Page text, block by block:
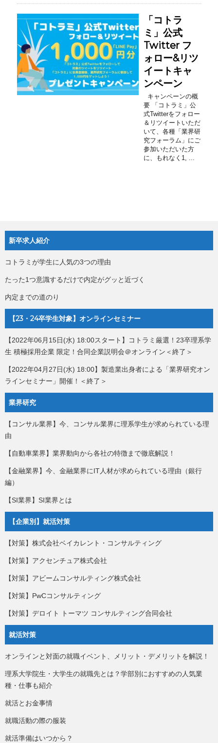
「コトラ
ミ」公式
Twitter フ
ォロー&リツ
イートキャ
ンペーン
キャンペーンの概
要 「コトラミ」公
式Twitterをフォロー
＆リツイートいただ
いて、各種「業界研
究フォーラム」にご
参加いただいた方
に、もれなく1, ...
新卒求人紹介
コトラミが学生に人気の3つの理由
たった1つ意識するだけで内定がグッと近づく
内定までの道のり
【23・24卒学生対象】オンラインセミナー
【2022年06月15日(水) 18:00スタート】コトラミ厳選！23卒理系学
生 積極採用企業 限定！合同企業説明会＠オンライン＜終了＞
【2022年04月27日(水) 18:00】製造業出身者による「業界研究オン
ラインセミナー」開催！＜終了＞
業界研究
【コンサル業界】今、コンサル業界に理系学生が求められている理
由
【自動車業界】業界動向から各社の特徴まで徹底解説！
【金融業界】今、金融業界にIT人材が求められている理由（銀行
編）
【SI業界】SI業界とは
【企業別】就活対策
【対策】株式会社ベイカレント・コンサルティング
【対策】アクセンチュア株式会社
【対策】アビームコンサルティング株式会社
【対策】PwCコンサルティング
【対策】デロイト トーマツ コンサルティング合同会社
就活対策
オンラインと対面の就職イベント、メリット・デメリットを解説！
理系大学院生・大学生の就職先とは？学部別におすすめの人気業
種・仕事も紹介
就活とお金事情
就職活動の際の服装
就活準備はいつから？